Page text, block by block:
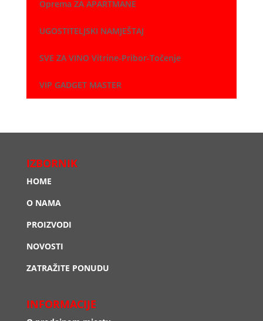
Oprema ZA APARTMANE
UGOSTITELJSKI NAMJEŠTAJ
SVE ZA VINO Vitrine-Pribor-Točenje
VIP GADGET MASTER
IZBORNIK
HOME
O NAMA
PROIZVODI
NOVOSTI
ZATRAŽITE PONUDU
INFORMACIJE